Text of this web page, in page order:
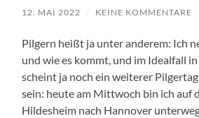
12. MAI 2022 / KEINE KOMMENTARE
Pilgern heißt ja unter anderem: Ich
und wie es kommt, und im Idealfall
scheint ja noch ein weiterer
sein: heute am Mittwoch bin ich auf
Hildesheim nach Hannover